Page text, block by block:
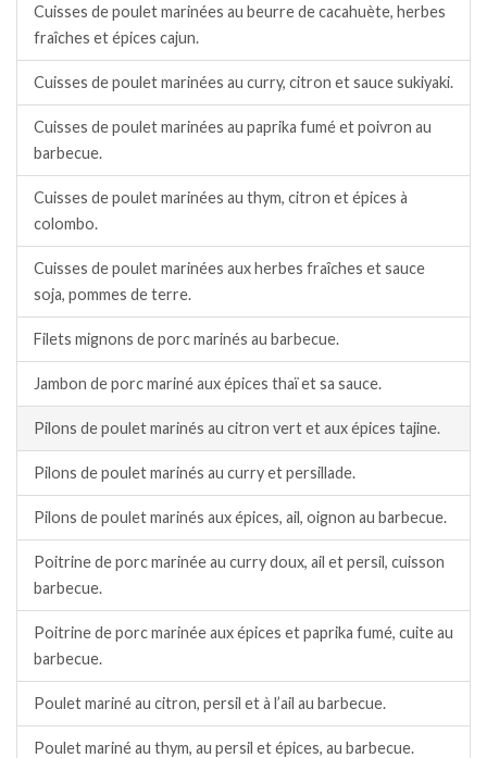
Cuisses de poulet marinées au beurre de cacahuète, herbes
fraîches et épices cajun.
Cuisses de poulet marinées au curry, citron et sauce sukiyaki.
Cuisses de poulet marinées au paprika fumé et poivron au
barbecue.
Cuisses de poulet marinées au thym, citron et épices à
colombo.
Cuisses de poulet marinées aux herbes fraîches et sauce
soja, pommes de terre.
Filets mignons de porc marinés au barbecue.
Jambon de porc mariné aux épices thaï et sa sauce.
Pilons de poulet marinés au citron vert et aux épices tajine.
Pilons de poulet marinés au curry et persillade.
Pilons de poulet marinés aux épices, ail, oignon au barbecue.
Poitrine de porc marinée au curry doux, ail et persil, cuisson
barbecue.
Poitrine de porc marinée aux épices et paprika fumé, cuite au
barbecue.
Poulet mariné au citron, persil et à l’ail au barbecue.
Poulet mariné au thym, au persil et épices, au barbecue.